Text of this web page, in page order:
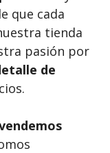
que cada
tienda
pasión por
de